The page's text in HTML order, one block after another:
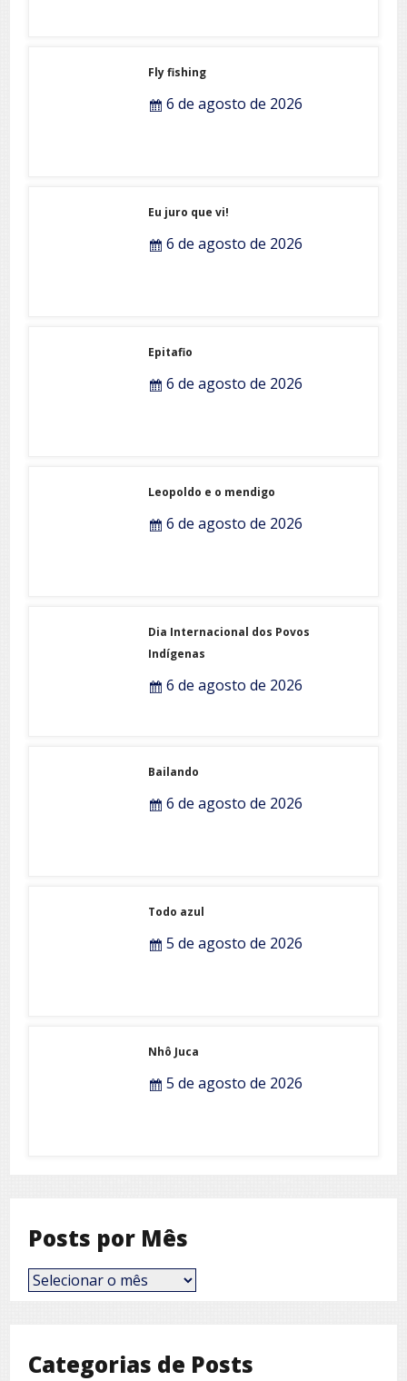
Fly fishing
6 de agosto de 2026
Eu juro que vi!
6 de agosto de 2026
Epitafio
6 de agosto de 2026
Leopoldo e o mendigo
6 de agosto de 2026
Dia Internacional dos Povos
Indígenas
6 de agosto de 2026
Bailando
6 de agosto de 2026
Todo azul
5 de agosto de 2026
Nhô Juca
5 de agosto de 2026
Posts por Mês
Posts
por
Categorias de Posts